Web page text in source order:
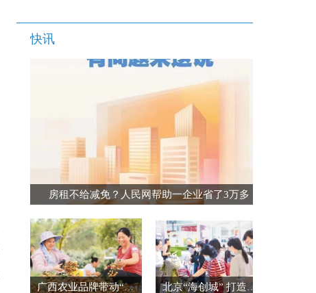
快讯
房租不给减免？人民网帮助一企业省了3万多
广西农业品牌带动“桂品出乡” 北京“海创城” 打造创新创业集聚区（创业资讯）